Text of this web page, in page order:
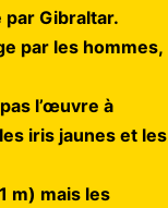
Gibraltar.
par les hommes,
l’œuvre à
iris jaunes et les
m) mais les